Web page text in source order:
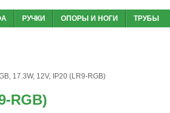
РУЧКИ ОПОРЫ И НОГИ ТРУБЫ
17.3W, 12V, IP20 (LR9-RGB)
RGB)